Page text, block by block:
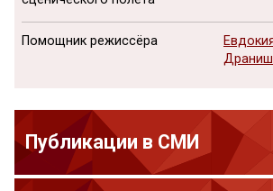
Помощник режиссёра
Публикации в СМИ